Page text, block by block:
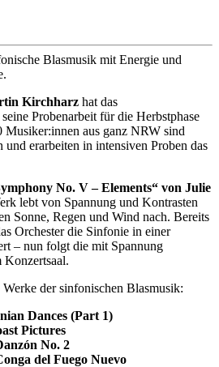
Blasmusik mit Energie und
Kirchharz hat das
Probenarbeit für die Herbstphase
Musiker:innen aus ganz NRW sind
und erarbeiten in intensiven Proben das
No. V – Elements“ von Julie
lebt von Spannung und Kontrasten
Sonne, Regen und Wind nach. Bereits
Orchester die Sinfonie in einer
– nun folgt die mit Spannung
Konzertsaal.
der sinfonischen Blasmusik:
Dances (Part 1)
Pictures
No. 2
del Fuego Nuevo